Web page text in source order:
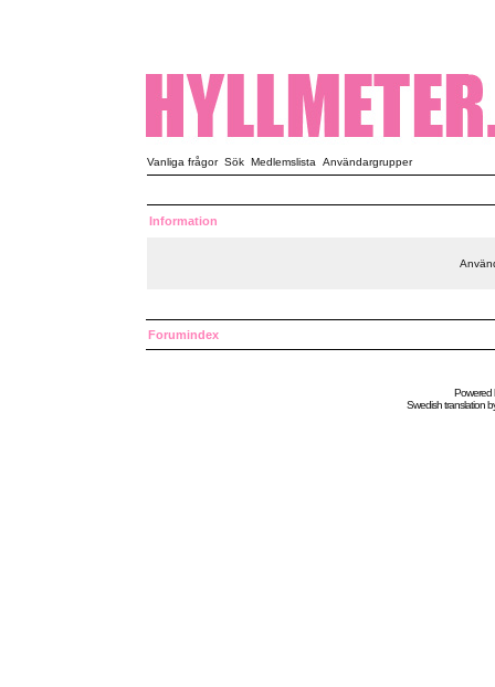
Vanliga frågor Sök Medlemslista Användargrupper
Information
Forumindex
Powered
Swedishtranslation